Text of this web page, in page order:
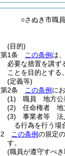
○さぬき市職
(目的)
第1条
この条例 は
必要な措置を講ず
ことを目的とする。
(定義等)
第2条
この条例 に
(1)
職員 地方公
(2)
任命権者 地
(3)
事業者等 法
る行為を行う場
2
この条例の規定
す。
(職員が遵守すべ